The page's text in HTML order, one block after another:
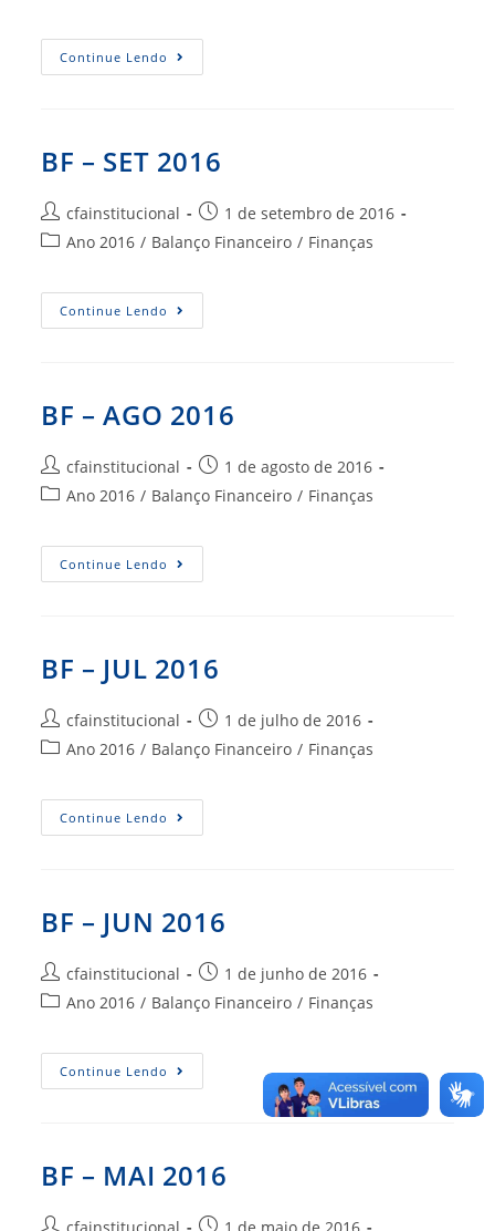
post:
Continue Lendo BF
–
BF – SET 2016
Autor
do
cfainstitucional
Post
publicado:
1 de setembro de 2016
Categoria
post:
Ano 2016 / Balanço Financeiro / Finanças
Continue Lendo BF
–
BF – AGO 2016
Autor
do
cfainstitucional
Post
publicado:
1 de agosto de 2016
Categoria
post:
Ano 2016 / Balanço Financeiro / Finanças
Continue Lendo BF
–
BF – JUL 2016
Autor
do
cfainstitucional
Post
publicado:
1 de julho de 2016
Categoria
post:
Ano 2016 / Balanço Financeiro / Finanças
Continue Lendo BF
–
BF – JUN 2016
Autor
do
cfainstitucional
Post
publicado:
1 de junho de 2016
Categoria
post:
Ano 2016 / Balanço Financeiro / Finanças
Continue Lendo BF
–
BF – MAI 2016
Autor
Post